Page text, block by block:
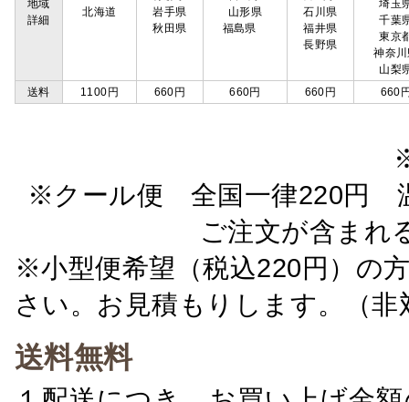
地域
詳細
北海道
岩手県
秋田県
山形県
福島県
石川県
福井県
長野県
埼玉
千葉
東京
神奈
山梨
送料
1100円 660円 660円 660円 660
※クール便 全国一律220円
ご注文が含ま
※小型便希望（税込220円）の
さい。お見積もりします。（非
送料無料